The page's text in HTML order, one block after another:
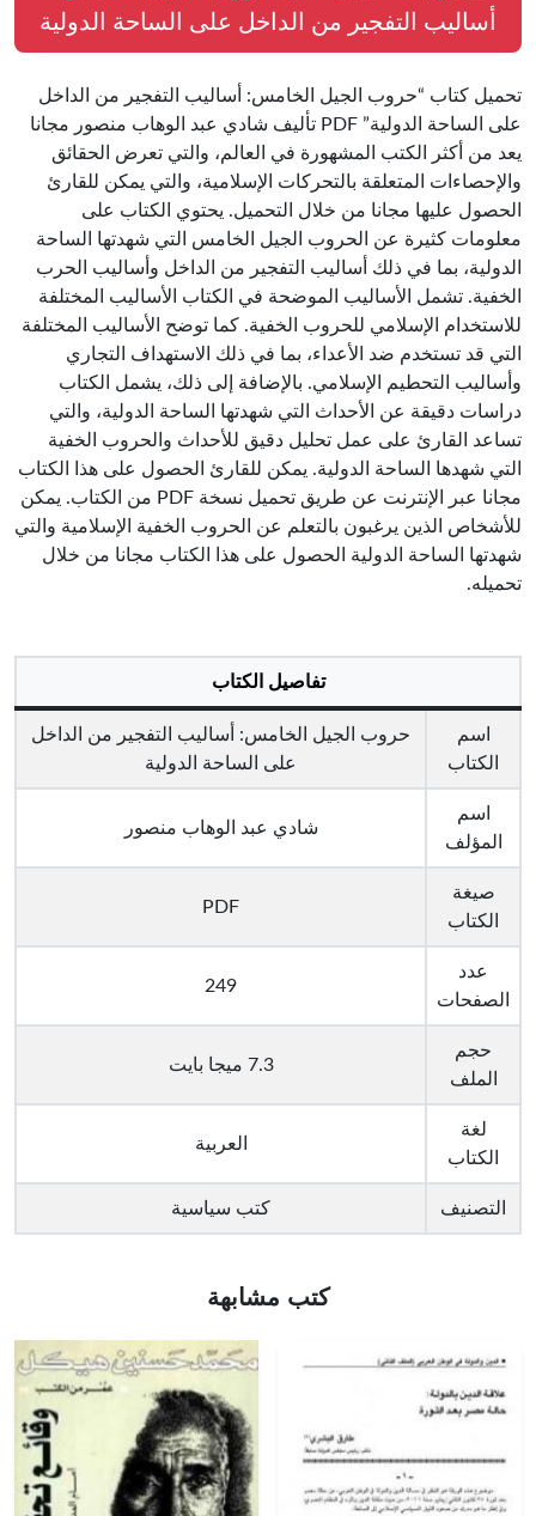
أساليب التفجير من الداخل على الساحة الدولية
تحميل كتاب “حروب الجيل الخامس: أساليب التفجير من الداخل
على الساحة الدولية” PDF تأليف شادي عبد الوهاب منصور مجانا
يعد من أكثر الكتب المشهورة في العالم، والتي تعرض الحقائق
والإحصاءات المتعلقة بالتحركات الإسلامية، والتي يمكن للقارئ
الحصول عليها مجانا من خلال التحميل. يحتوي الكتاب على
معلومات كثيرة عن الحروب الجيل الخامس التي شهدتها الساحة
الدولية، بما في ذلك أساليب التفجير من الداخل وأساليب الحرب
الخفية. تشمل الأساليب الموضحة في الكتاب الأساليب المختلفة
للاستخدام الإسلامي للحروب الخفية. كما توضح الأساليب المختلفة
التي قد تستخدم ضد الأعداء، بما في ذلك الاستهداف التجاري
وأساليب التحطيم الإسلامي. بالإضافة إلى ذلك، يشمل الكتاب
دراسات دقيقة عن الأحداث التي شهدتها الساحة الدولية، والتي
تساعد القارئ على عمل تحليل دقيق للأحداث والحروب الخفية
التي شهدها الساحة الدولية. يمكن للقارئ الحصول على هذا الكتاب
مجانا عبر الإنترنت عن طريق تحميل نسخة PDF من الكتاب. يمكن
للأشخاص الذين يرغبون بالتعلم عن الحروب الخفية الإسلامية والتي
شهدتها الساحة الدولية الحصول على هذا الكتاب مجانا من خلال
تحميله.
تفاصيل الكتاب
اسم
الكتاب
حروب الجيل الخامس: أساليب التفجير من الداخل
على الساحة الدولية
اسم
المؤلف
شادي عبد الوهاب منصور
صيغة
الكتاب
PDF
عدد
الصفحات
249
حجم
الملف
7.3 ميجا بايت
لغة
الكتاب
العربية
التصنيف كتب سياسية
كتب مشابهة